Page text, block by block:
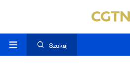
Szukaj